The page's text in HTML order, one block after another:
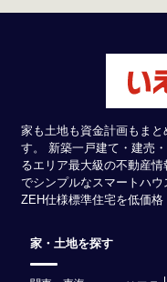
家も土地も資金計画もま
す。 新築一戸建て・建売
るエリア最大級の不動産
でシンプルなスマートハウ
ZEH仕様標準住宅を低価格
家・土地を探す